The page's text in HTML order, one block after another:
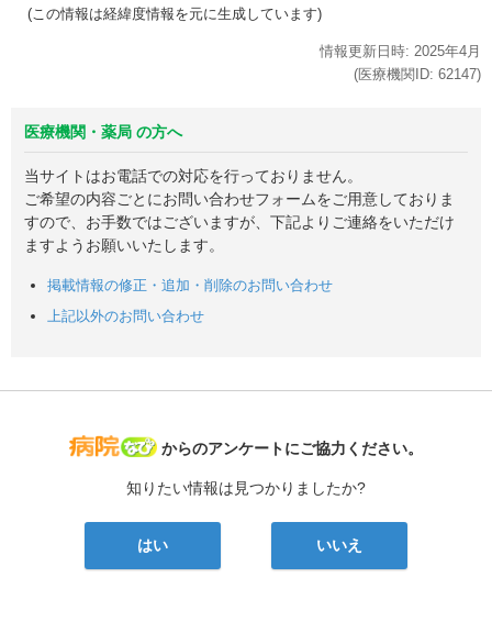
(この情報は経緯度情報を元に生成しています)
情報更新日時: 2025年4月
(医療機関ID: 62147)
医療機関・薬局 の方へ
当サイトはお電話での対応を行っておりません。
ご希望の内容ごとにお問い合わせフォームをご用意しておりま
すので、お手数ではございますが、下記よりご連絡をいただけ
ますようお願いいたします。
掲載情報の修正・追加・削除のお問い合わせ
上記以外のお問い合わせ
病院なび
からのアンケートにご協力ください。
知りたい情報は見つかりましたか?
はい いいえ